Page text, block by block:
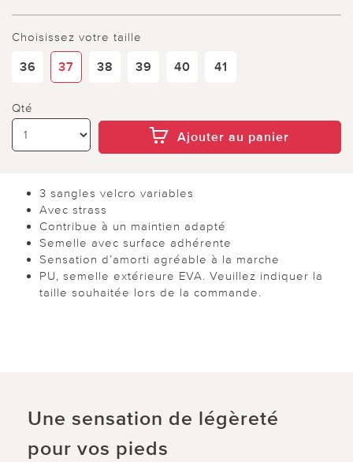
Choisissez votre taille
36 37 38 39 40 41
Qté
Ajouter au panier
3 sangles velcro variables
Avec strass
Contribue à un maintien adapté
Semelle avec surface adhérente
Sensation d’amorti agréable à la marche
PU, semelle extérieure EVA. Veuillez indiquer la
taille souhaitée lors de la commande.
Une sensation de légèreté
pour vos pieds